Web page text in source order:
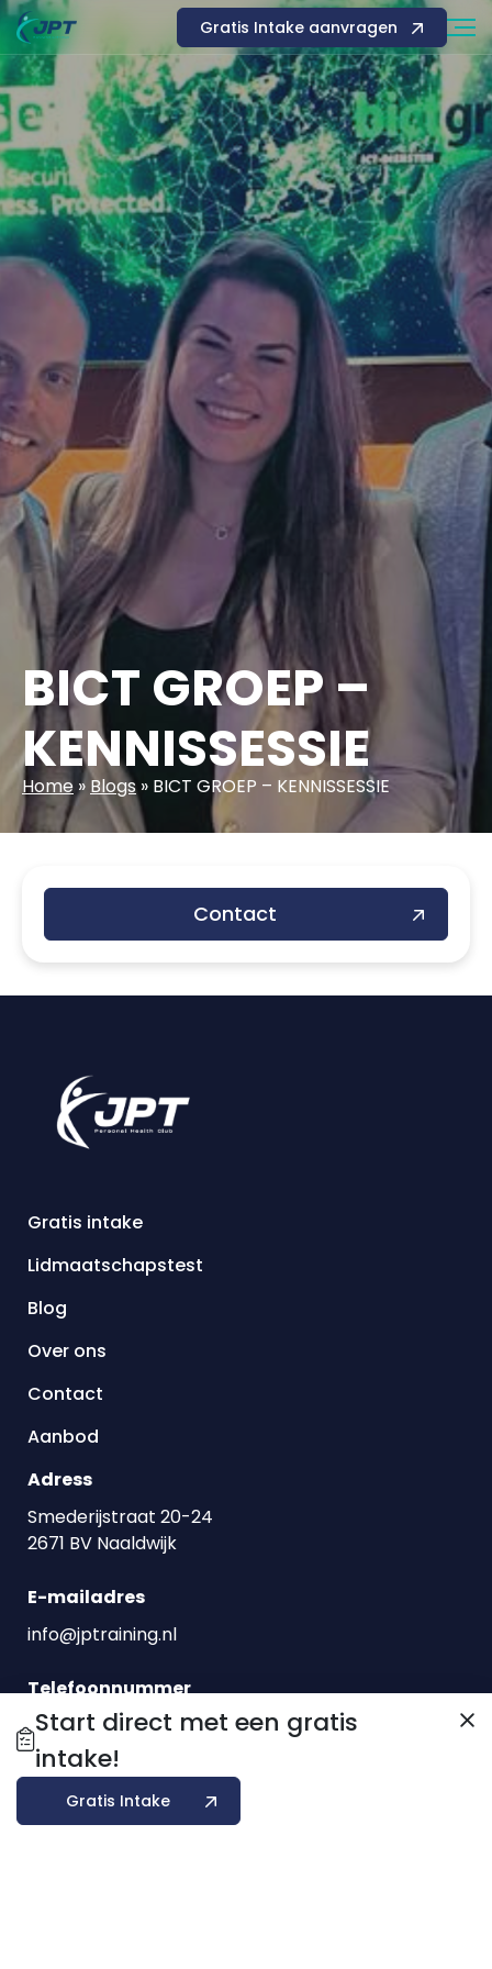
Gratis Intake aanvragen
BICT GROEP –
KENNISSESSIE
Home » Blogs» BICT GROEP – KENNISSESSIE
Contact
Gratis intake
Lidmaatschapstest
Blog
Over ons
Contact
Aanbod
Adress
Smederijstraat 20-24
2671 BV Naaldwijk
E-mailadres
info@jptraining.nl
Telefoonnummer
0174760800
Openingstijden:
Open 24/7
Start direct met een gratis
intake!
Gratis Intake